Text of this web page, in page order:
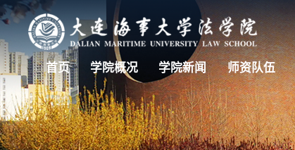
首页 学院概况 学院新闻 师资队伍